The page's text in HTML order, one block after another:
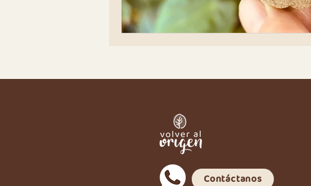
Contáctanos